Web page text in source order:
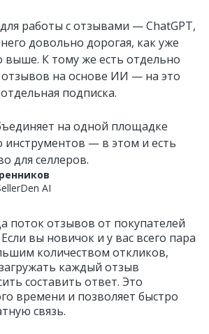
работы с отзывами — ChatGPT,
довольно дорогая, как уже
выше. К тому же есть отдельно
на основе ИИ — на это
подписка.
на одной площадке
инструментов — в этом и есть
для селлеров.
AI
поток отзывов от покупателей
вы новичок и у вас всего пара
количеством откликов,
каждый отзыв
составить ответ. Это
времени и позволяет быстро
связь.